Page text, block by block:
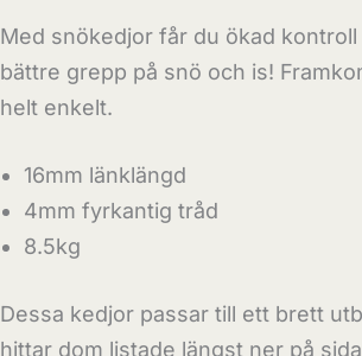
Med snökedjor får du ökad
bättre grepp på snö och is!
helt enkelt.
16mm länklängd
4mm fyrkantig tråd
8.5kg
Dessa kedjor passar till ett brett
hittar dom listade längst ner på